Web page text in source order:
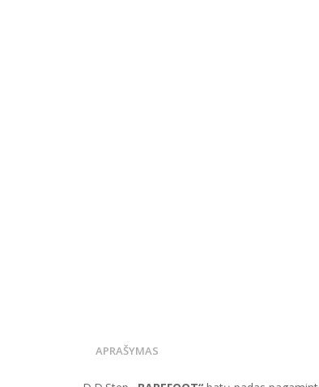
APRAŠYMAS